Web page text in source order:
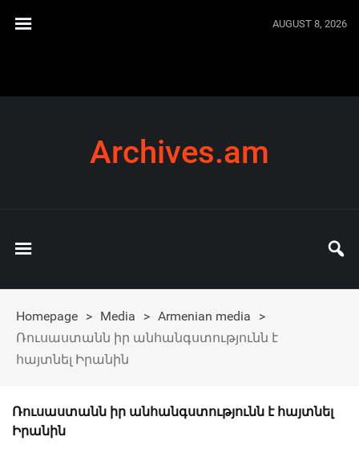
AUGUST 8, 2026
Archives.am
Homepage > Media > Armenian media
>
Ռուսաստանն իր անհանգստությունն է
հայտնել Իրանին
Ռուսաստանն իր անհանգստությունն է հայտնել
Իրանին